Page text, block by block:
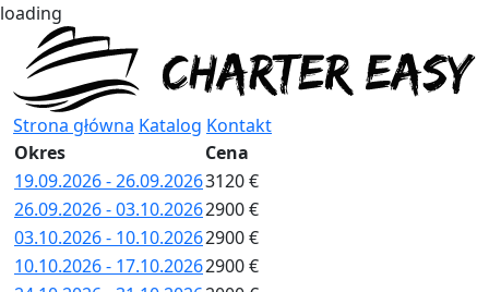
loading
Strona główna Katalog Kontakt
Okres
Cena
19.09.2026 - 26.09.20263120 €
26.09.2026 - 03.10.20262900 €
03.10.2026 - 10.10.20262900 €
10.10.2026 - 17.10.20262900 €